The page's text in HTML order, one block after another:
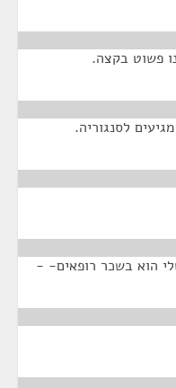
פשוט בקצה.
לסנגוריה.
הוא בשכר רופאים- -